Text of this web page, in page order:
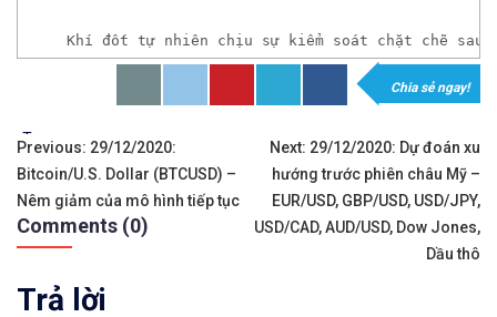
Khí đốt tự nhiên chịu sự kiểm soát chặt chẽ sau
𝘟𝘦𝘮 𝘤𝘩𝘪 𝘵𝘪ế𝘵: https://chungkhoanforex.com/29-
✨🏆𝐗𝐨á 𝐛ỏ 𝐥𝐨 𝐥ắ𝐧𝐠 𝐤𝐡𝐢 𝐭𝐡𝐚𝐦 𝐠𝐢𝐚 𝐭𝐡ị 𝐭𝐫ườ𝐧𝐠 𝐭à𝐢 𝐜𝐡í𝐧𝐡
✅𝘔ở 𝘵à𝘪 𝘬𝘩𝘰ả𝘯 𝘵𝘳ê𝘯 𝘴à𝘯 𝘌𝘹𝘯𝘦𝘴𝘴 𝘜𝘺 𝘛í𝘯 𝘷à 𝘱𝘩ù
✅𝘔ở 𝘵à𝘪 𝘬𝘩𝘰ả𝘯 𝘵𝘳ê𝘯 𝘴à𝘯 𝘐𝘊𝘔𝘢𝘳𝘬𝘦𝘵𝘴 𝘯ổ𝘪 𝘵𝘪ế𝘯𝘨
✅𝘔ở 𝘵à𝘪 𝘬𝘩𝘰ả𝘯 𝘵𝘳ê𝘯 𝘴à𝘯 𝘉𝘪𝘯𝘢𝘯𝘤𝘦 𝘯ổ𝘪 𝘵𝘪ế𝘯𝘨 𝘯𝘩ấ𝘵
Chia sẻ ngay!
Tags:
Điều
hướng
bài
viết
Previous: 29/12/2020:
Bitcoin/U.S. Dollar (BTCUSD) –
Nêm giảm của mô hình tiếp tục
Next: 29/12/2020: Dự đoán xu
hướng trước phiên châu Mỹ –
EUR/USD, GBP/USD, USD/JPY,
USD/CAD, AUD/USD, Dow Jones,
Dầu thô
Comments (0)
Trả lời